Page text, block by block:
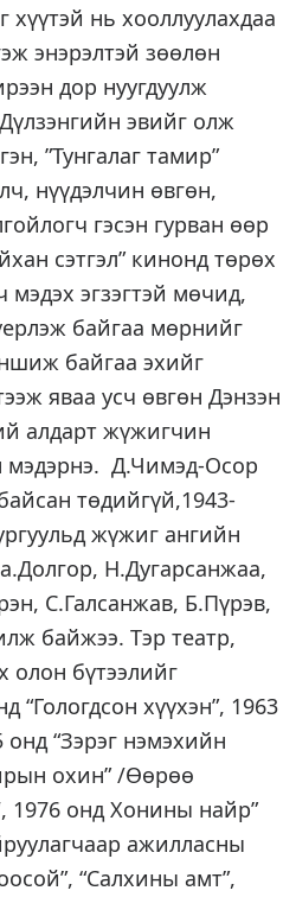
нь хооллуулахдаа
энэрэлтэй зөөлөн
дор нуугдуулж
эвийг олж
”Тунгалаг тамир”
нүүдэлчин өвгөн,
гэсэн гурван өөр
сэтгэл” кинонд төрөх
эгзэгтэй мөчид,
байгаа мөрнийг
байгаа эхийг
яваа усч өвгөн Дэнзэн
алдарт жүжигчин
мэдэрнэ. Д.Чимэд-Осор
төдийгүй,1943-
жүжиг ангийн
Н.Дугарсанжаа,
С.Галсанжав, Б.Пүрэв,
байжээ. Тэр театр,
олон бүтээлийг
“Гологдсон хүүхэн”, 1963
онд “Зэрэг нэмэхийн
охин” /Өөрөө
1976 онд Хонины найр”
ажилласны
“Салхины амт”,